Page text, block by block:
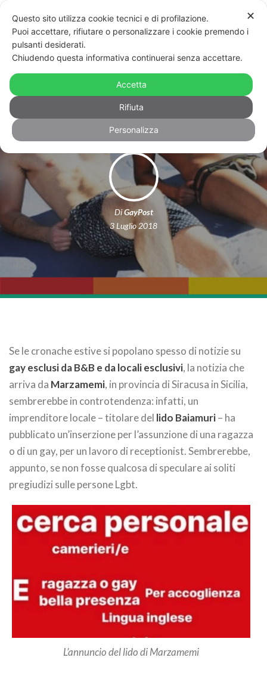
Marzamemi, il lido cerca personale
gay: è polemica sull’annuncio
DiGayPost
3 Luglio 2018
Se le cronache estive si popolano spesso di notizie su
gay esclusi da B&B e da locali esclusivi, la notizia che
arriva da Marzamemi, in provincia di Siracusa in Sicilia,
sembrerebbe in controtendenza: infatti, un
imprenditore locale – titolare del lido Baiamuri– ha
pubblicato un’inserzione per l’assunzione di una ragazza
o di un gay, per un lavoro di receptionist. Sembrerebbe,
appunto, se non fosse qualcosa di speculare ai soliti
pregiudizi sulle persone Lgbt.
L’annuncio del lido di Marzamemi
✕
Questo sito utilizza cookie tecnici e di profilazione.
Puoi accettare, rifiutare o personalizzare i cookie premendo i
pulsanti desiderati.
Chiudendo questa informativa continuerai senza accettare.
Accetta
Rifiuta
Personalizza